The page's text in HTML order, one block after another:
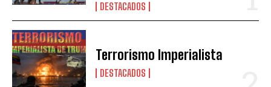
DESTACADOS
Terrorismo Imperialista
DESTACADOS